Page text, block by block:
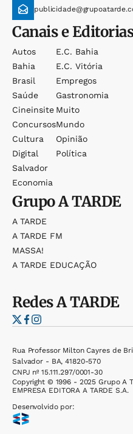
Canais e
Autos
Bahia
Brasil
Saúde
Cineinsite
Concursos
Cultura
Digital
Salvador
Economia
E.c. Bahia
E.c. Vitória
Empregos
Gastronomia
Muito
Mundo
Opinião
Política
GrupoA TARDE
A TARDE
A TARDE FM
MASSA!
A TARDE EDUCAÇÃO
RedesA TARDE
Rua Professor Milton Cayres de
Salvador - BA, 41820-570
CNPJ nº 15.111.297/0001-30
Copyright © 1996 - 2025 Grupo A
EMPRESA EDITORA A TARDE S.A.
Desenvolvido por: